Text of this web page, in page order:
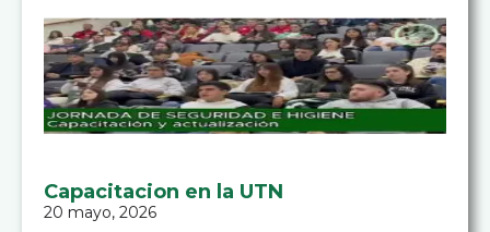
Capacitacion en la UTN
20 mayo, 2026